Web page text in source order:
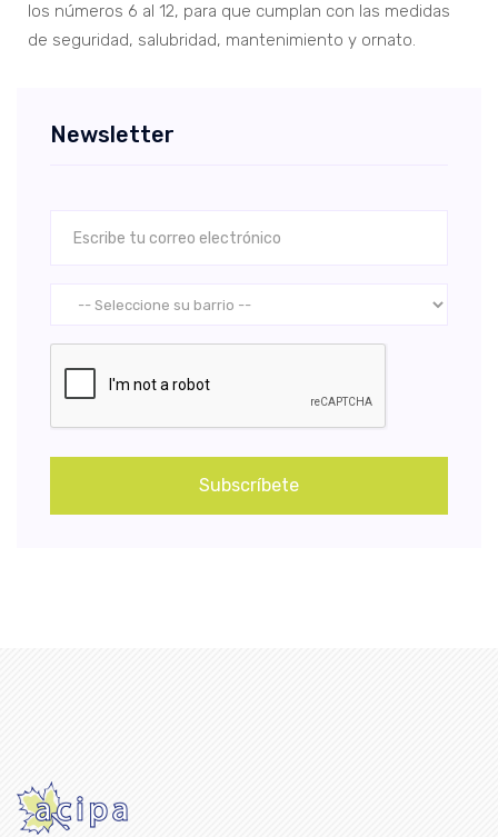
los números 6 al 12, para que cumplan con las medidas
de seguridad, salubridad, mantenimiento y ornato.
Newsletter
Subscríbete